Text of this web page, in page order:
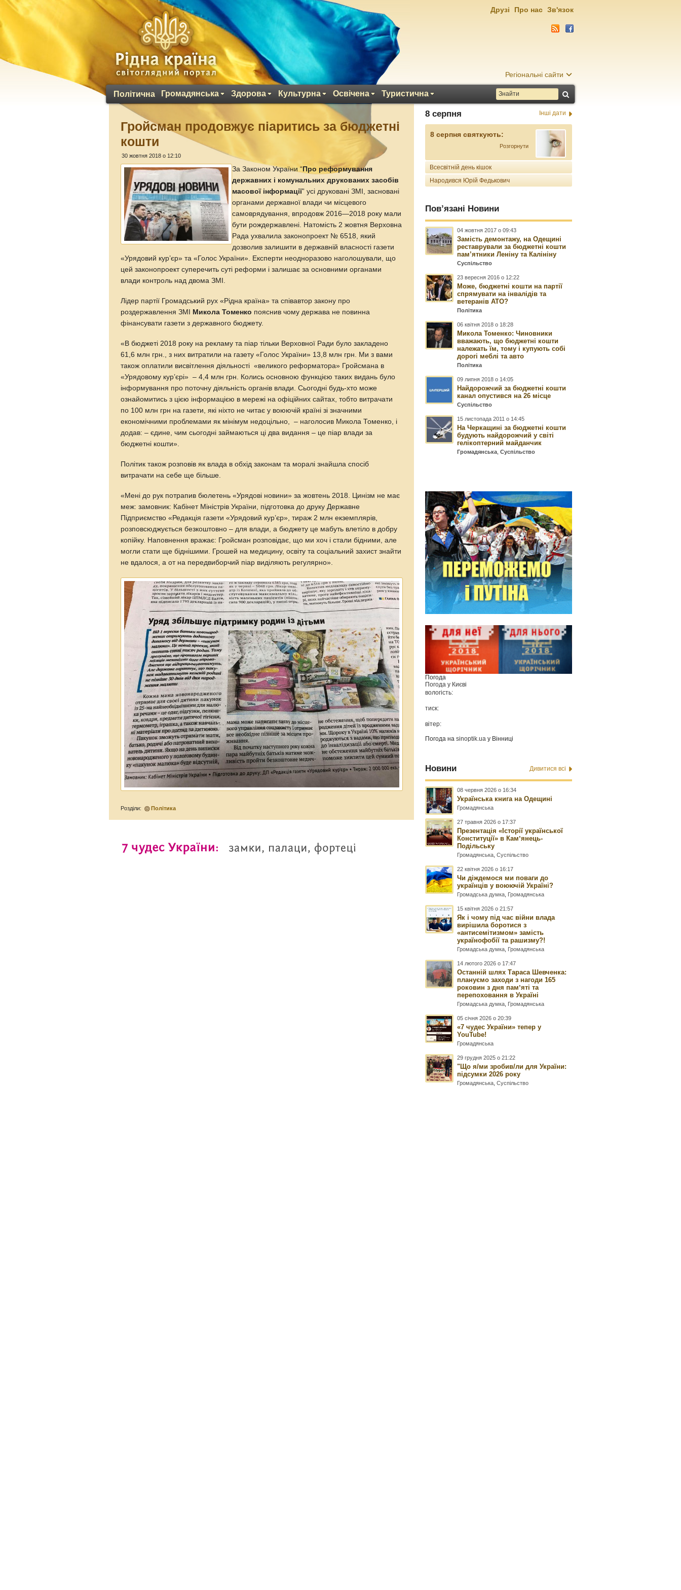
Регіональні сайти
Політична Громадянська Здорова Культурна Освічена Туристична
Друзі Про нас Зв'язок
Гройсман продовжує піаритись за бюджетні
кошти
30 жовтня 2018 о 12:10
За Законом України “ Про реформування
державних і комунальних друкованих засобів
масової інформації” усі друковані ЗМІ, засновані
органами державної влади чи місцевого
самоврядування, впродовж 2016—2018 року мали
бути рождержавлені. Натомість 2 жовтня Верховна
Рада ухвалила законопроект № 6518, який
дозволив залишити в державній власності газети
«Урядовий кур’єр» та «Голос України». Експерти неодноразово наголошували, що
цей законопроект суперечить суті реформи і залишає за основними органами
влади контроль над двома ЗМІ.
Лідер партії Громадський рух «Рідна країна» та співавтор закону про
роздержавлення ЗМІ
Микола Томенко пояснив чому держава не повинна
фінансувати газети з державного бюджету.
«В бюджеті 2018 року на рекламу та піар тільки Верховної Ради було закладено
61,6 млн грн., з них витратили на газету «Голос України» 13,8 млн грн. Ми з вами
також оплатили висвітлення діяльності «великого реформатора» Гройсмана в
«Урядовому кур’єрі» – 4,4 млн грн. Колись основною функцією таких видань було
інформування про поточну діяльність органів влади. Сьогодні будь-хто може
ознайомитись з цією інформацією в мережі на офіційних сайтах, тобто витрачати
по 100 млн грн на газети, які ніхто не читає у воюючій країні зі значними
економічними проблемами як мінімум недоцільно, – наголосив Микола Томенко, і
додав: – єдине, чим сьогодні займаються ці два видання – це піар влади за
бюджетні кошти».
Політик також розповів як влада в обхід законам та моралі знайшла спосіб
витрачати на себе ще більше.
«Мені до рук потрапив бюлетень «Урядові новини» за жовтень 2018. Цинізм не має
меж: замовник: Кабінет Міністрів України, підготовка до друку Державне
Підприємство «Редакція газети «Урядовий кур’єр», тираж 2 млн екземплярів,
розповсюджується безкоштовно – для влади, а бюджету це мабуть влетіло в добру
копійку. Наповнення вражає: Гройсман розповідає, що ми хоч і стали бідними, але
могли стати ще біднішими. Грошей на медицину, освіту та соціальний захист знайти
не вдалося, а от на передвиборчий піар виділяють регулярно».
Розділи: Політика
8 серпня Інші дати
8 серпня святкують:
Розгорнути
Всесвітній день кішок
Народився Юрій Федькович
Пов’язані Новини
04 жовтня 2017 о 09:43
Замість демонтажу, на Одещині
реставрували за бюджетні кошти
пам’ятники Леніну та Калініну
Суспільство
23 вересня 2016 о 12:22
Може, бюджетні кошти на партії
спрямувати на інвалідів та
ветеранів АТО?
Політика
06 квітня 2018 о 18:28
Микола Томенко: Чиновники
вважають, що бюджетні кошти
належать їм, тому і купують собі
дорогі меблі та авто
Політика
09 липня 2018 о 14:05
Найдорожчий за бюджетні кошти
канал опустився на 26 місце
Суспільство
15 листопада 2011 о 14:45
На Черкащині за бюджетні кошти
будують найдорожчий у світі
гелікоптерний майданчик
Громадянська ,Суспільство
Погода
Погода у Києві
вологість:
тиск:
вітер:
Погода наsinoptik.ua у Вінниці
Новини Дивитися всі
08 червня 2026 о 16:34
Українська книга на Одещині
Громадянська
27 травня 2026 о 17:37
Презентація «Історії української
Конституції» в Камʼянець-
Подільську
Громадянська ,Суспільство
22 квітня 2026 о 16:17
Чи діждемося ми поваги до
українців у воюючій Україні?
Громадська думка Громадянська
15 квітня 2026 о 21:57
Як і чому під час війни влада
вирішила боротися з
«антисемітизмом» замість
українофобії та рашизму?!
Громадська думка Громадянська
14 лютого 2026 о 17:47
Останній шлях Тараса Шевченка:
плануємо заходи з нагоди 165
роковин з дня памʼяті та
перепоховання в Україні
Громадська думка Громадянська
05 січня 2026 о 20:39
«7 чудес України» тепер у
YouTube!
Громадянська
29 грудня 2025 о 21:22
"Що я/ми зробив/ли для України:
підсумки 2026 року
Громадянська ,Суспільство